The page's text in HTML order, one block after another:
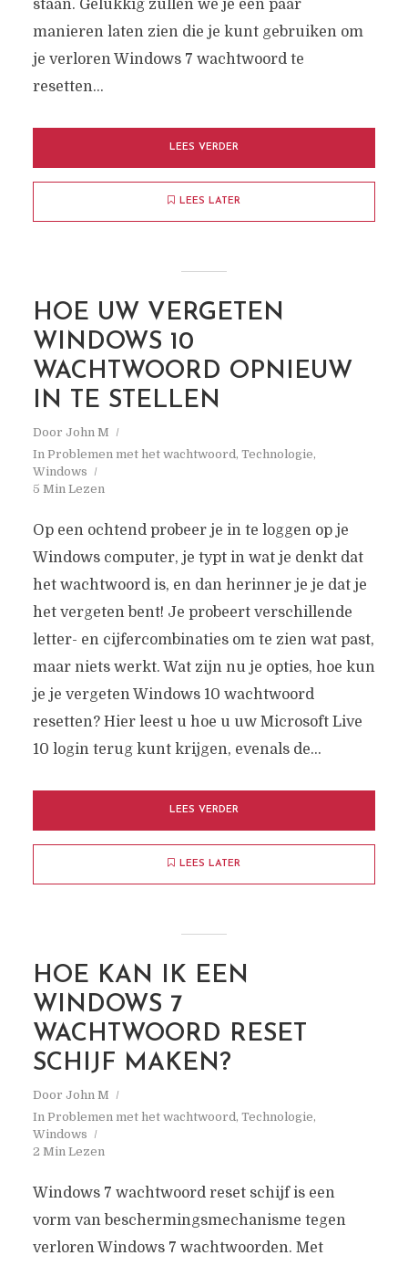
staan. Gelukkig zullen we je een paar
manieren laten zien die je kunt gebruiken om
je verloren Windows 7 wachtwoord te
resetten...
LEES VERDER
LEES LATER
HOE UW VERGETEN
WINDOWS 10
WACHTWOORD OPNIEUW
IN TE STELLEN
Door John M
In Problemen met het wachtwoord, Technologie,
Windows
5 Min Lezen
Op een ochtend probeer je in te loggen op je
Windows computer, je typt in wat je denkt dat
het wachtwoord is, en dan herinner je je dat je
het vergeten bent! Je probeert verschillende
letter- en cijfercombinaties om te zien wat past,
maar niets werkt. Wat zijn nu je opties, hoe kun
je je vergeten Windows 10 wachtwoord
resetten? Hier leest u hoe u uw Microsoft Live
10 login terug kunt krijgen, evenals de...
LEES VERDER
LEES LATER
HOE KAN IK EEN
WINDOWS 7
WACHTWOORD RESET
SCHIJF MAKEN?
Door John M
In Problemen met het wachtwoord, Technologie,
Windows
2 Min Lezen
Windows 7 wachtwoord reset schijf is een
vorm van beschermingsmechanisme tegen
verloren Windows 7 wachtwoorden. Met